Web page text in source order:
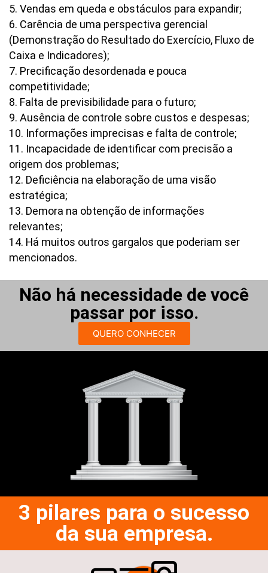
5. Vendas em queda e obstáculos para expandir;
6. Carência de uma perspectiva gerencial
(Demonstração do Resultado do Exercício, Fluxo de
Caixa e Indicadores);
7. Precificação desordenada e pouca
competitividade;
8. Falta de previsibilidade para o futuro;
9. Ausência de controle sobre custos e despesas;
10. Informações imprecisas e falta de controle;
11. Incapacidade de identificar com precisão a
origem dos problemas;
12. Deficiência na elaboração de uma visão
estratégica;
13. Demora na obtenção de informações
relevantes;
14. Há muitos outros gargalos que poderiam ser
mencionados.
Não há necessidade de você
passar por isso.
QUERO CONHECER
3 pilares para o sucesso
da sua empresa.